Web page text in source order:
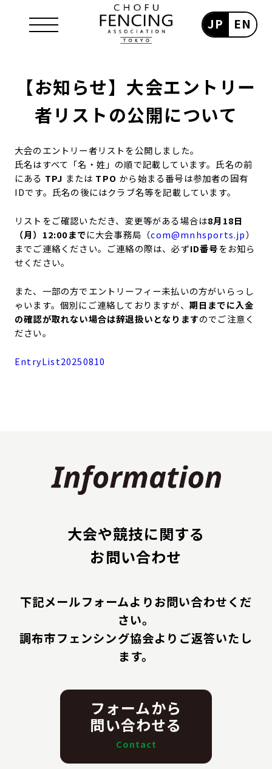
EN
JP
【お知らせ】大会エントリー
者リストの公開について
大会のエントリー者リストを公開しました。
氏名はすべて「名・姓」の順で記載しています。氏名の前
にある TPJ または TPO から始まる番号は参加者の固有
IDです。氏名の後にはクラブ名等を記載しています。
リストをご確認いただき、変更等がある場合は8月18日
（月）12:00までに大会事務局（com@mnhsports.jp）
までご連絡ください。ご連絡の際は、必ずID番号をお知ら
せください。
また、一部の方でエントリーフィー未払いの方がいらっし
ゃいます。個別にご連絡しておりますが、 期日までに入金
の確認が取れない場合は辞退扱いとなりますのでご注意く
ださい。
EntryList20250810
大会や競技に関する
お問い合わせ
下記メールフォームよりお問い合わせくだ
さい。
調布市フェンシング協会よりご返答いたし
ます。
フォームから
問い合わせる
Contact